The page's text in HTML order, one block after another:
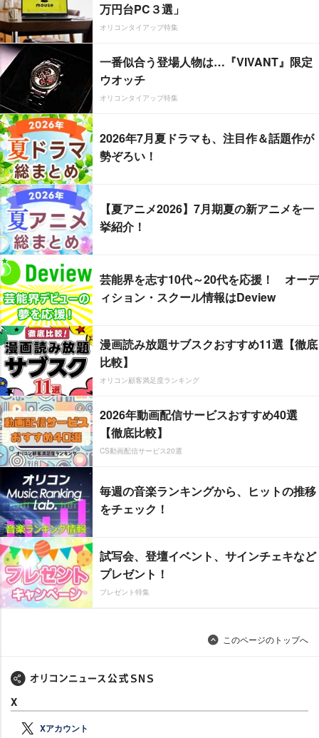
万円台PC３選」
オリコンタイアップ特集
一番似合う登場人物は…『VIVANT』限定
ウオッチ
オリコンタイアップ特集
2026年7月夏ドラマも、注目作＆話題作が
勢ぞろい！
【夏アニメ2026】7月期夏の新アニメを一
挙紹介！
芸能界を志す10代～20代を応援！ オーデ
ィション・スクール情報はDeview
漫画読み放題サブスクおすすめ11選【徹底
比較】
オリコン顧客満足度ランキング
2026年動画配信サービスおすすめ40選
【徹底比較】
CS動画配信サービス20選
毎週の音楽ランキングから、ヒットの推移
をチェック！
試写会、登壇イベント、サインチェキなど
プレゼント！
プレゼント特集
このページのトップへ
X
Xアカウント